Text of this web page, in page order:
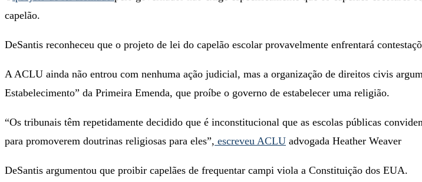
capelão.
DeSantis reconheceu que o projeto de lei do capelão escolar provavelmente enfrentará
A ACLU ainda não entrou com nenhuma ação judicial, mas a organização de direitos civis
Estabelecimento” da Primeira Emenda, que proíbe o governo de estabelecer uma religião.
“Os tribunais têm repetidamente decidido que é inconstitucional que as escolas públicas
para promoverem doutrinas religiosas para eles”, escreveu ACLU advogada Heather Weaver
DeSantis argumentou que proibir capelães de frequentar campi viola a Constituição dos EUA.